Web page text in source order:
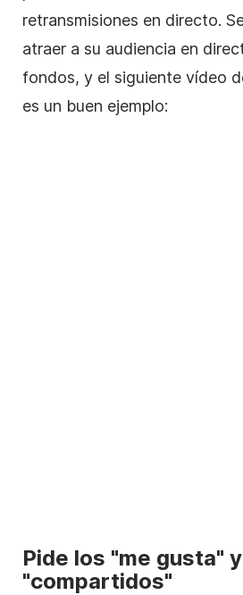
retransmisiones en directo.
atraer a su audiencia en
fondos, y el siguiente vídeo
es un buen ejemplo:
Pide los "me gusta"
"compartidos"